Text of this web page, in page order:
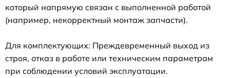
который напрямую связан с выполненной работой
(например, некорректный монтаж запчасти).
Для комплектующих: Преждевременный выход из
строя, отказ в работе или техническим параметрам
при соблюдении условий эксплуатации.